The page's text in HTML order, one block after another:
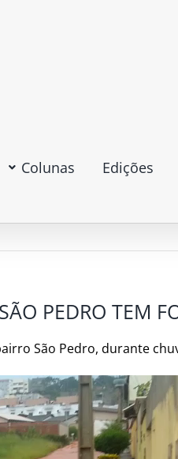
Colunas Edições
PEDRO TEM
São Pedro, durante